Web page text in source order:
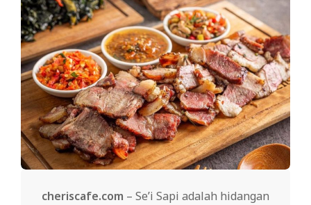
cheriscafe.com – Se’i Sapi adalah hidangan